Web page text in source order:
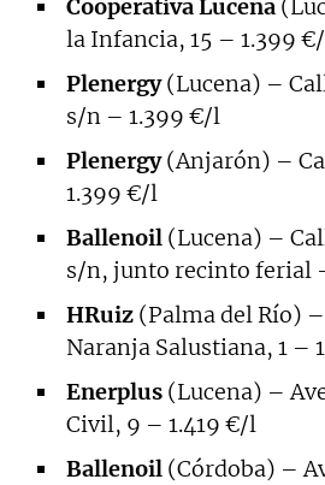
Cooperativa Lucena
la Infancia, 15 – 1.399
Plenergy(Lucena) –
s/n – 1.399 €/l
Plenergy(Anjarón) –
1.399 €/l
Ballenoil (Lucena) –
s/n, junto recinto ferial
HRuiz (Palma del Río)
Naranja Salustiana, 1 –
Enerplus (Lucena) –
Civil, 9 – 1.419 €/l
Ballenoil (Córdoba) –